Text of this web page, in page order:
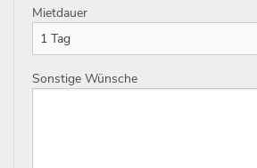
Mietdauer
Sonstige Wünsche